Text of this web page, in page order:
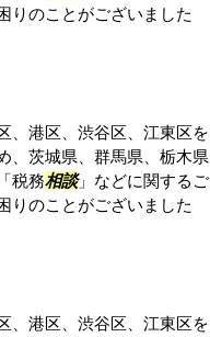
りのことがございました
、港区、渋谷区、江東区を
、茨城県、群馬県、栃木県
税務相談」などに関するご
りのことがございました
、港区、渋谷区、江東区を